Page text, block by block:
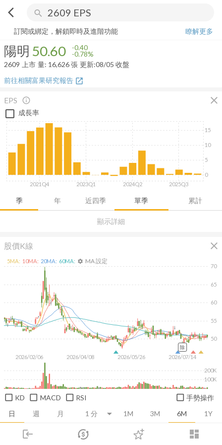
arrow_back_ios search
login dashboard
市場 登入
陽明 50.60-0.78%
訂閱或綁定，解鎖即時及進階功能
瞭解更多
陽明 50.60 -0.40
-0.78%
2609
上市 量: 16,626張 更新:08/05 收盤
前往相關富果研究報告 open_in_new
EPS close
顯示詳細
info_outline
季 年 近四季 單季 累計
成長率
2021Q4 2023Q1 2024Q2 2025Q3
0
5
10
15
股價K線 close
日 週 月 1M 3M 6M 1Y
2026/02/06 2026/04/08 2026/05/26 2026/07/14
50
55
60
65
70
100K
200K
5MA: 10MA: 20MA: 60MA: settings MA 設定
除
KD MACD RSI 手勢操作
推薦卡片 消息面 財務報